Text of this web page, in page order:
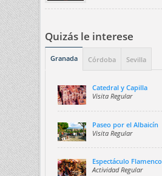
Quizás le interese
Granada Córdoba Sevilla
Catedral y Capilla
Visita Regular
Paseo por el Albaicín
Visita Regular
Espectáculo Flamenco
Actividad Regular